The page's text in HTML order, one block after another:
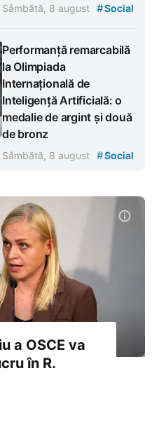
Sâmbătă, 8 august #Social
Performanță remarcabilă
la Olimpiada
Internațională de
Inteligență Artificială: o
medalie de argint și două
de bronz
Sâmbătă, 8 august #Social
a OSCE va
în R.